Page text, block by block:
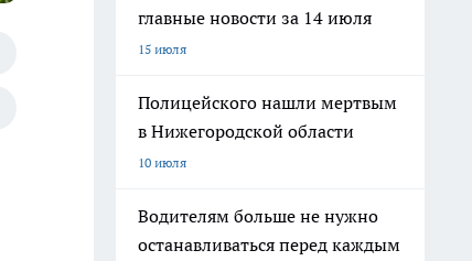
главные новости за 14 июля
15 июля
Полицейского нашли мертвым
в Нижегородской области
10 июля
Водителям больше не нужно
останавливаться перед каждым